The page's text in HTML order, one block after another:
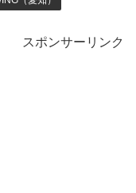
スポンサーリンク